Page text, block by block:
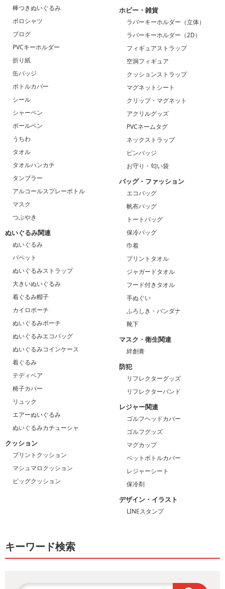
棒つきぬいぐるみ
ポロシャツ
ブログ
PVCキーホルダー
折り紙
缶バッジ
ボトルカバー
シール
シャーペン
ボールペン
うちわ
タオル
タオルハンカチ
タンブラー
アルコールスプレーボトル
マスク
つぶやき
ぬいぐるみ関連
ぬいぐるみ
パペット
ぬいぐるみストラップ
大きいぬいぐるみ
着ぐるみ帽子
カイロポーチ
ぬいぐるみポーチ
ぬいぐるみエコバッグ
ぬいぐるみコインケース
着ぐるみ
テディベア
椅子カバー
リュック
エアーぬいぐるみ
ぬいぐるみカチューシャ
クッション
プリントクッション
マシュマロクッション
ビッグクッション
ホビー・雑貨
ラバーキーホルダー（立体）
ラバーキーホルダー（2D）
フィギュアストラップ
空洞フィギュア
クッションストラップ
マグネットシート
クリップ・マグネット
アクリルグッズ
PVCネームタグ
ネックストラップ
ピンバッジ
お守り・匂い袋
バッグ・ファッション
エコバッグ
帆布バッグ
トートバッグ
保冷バッグ
巾着
プリントタオル
ジャガードタオル
フード付きタオル
手ぬぐい
ふろしき・バンダナ
靴下
マスク・衛生関連
絆創膏
防犯
リフレクターグッズ
リフレクターバンド
レジャー関連
ゴルフヘッドカバー
ゴルフグッズ
マグカップ
ペットボトルカバー
レジャーシート
保冷剤
デザイン・イラスト
LINEスタンプ
キーワード検索